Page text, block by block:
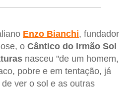
Enzo Bianchi, fundador
o Cântico do Irmão Sol
nasceu "de um homem,
pobre e em tentação, já
ver o sol e as outras